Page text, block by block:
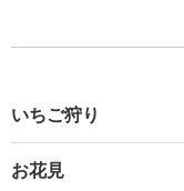
いちご狩り
お花見